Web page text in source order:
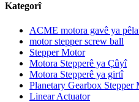
Kategorî
ACME motora gavê ya
motor stepper screw ball
Stepper Motor
Motora Stepperê ya Çûyî
Motora Stepperê ya girtî
Planetary Gearbox Stepper
Linear Actuator